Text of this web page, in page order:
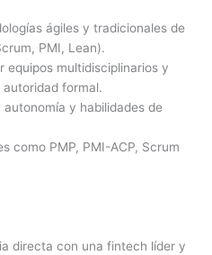
ágiles y tradicionales de
PMI, Lean).
equipos multidisciplinarios y
autoridad formal.
y habilidades de
como PMP, PMI-ACP, Scrum
directa con una fintech líder y